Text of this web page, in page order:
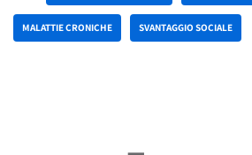
MALATTIE CRONICHE SVANTAGGIO SOCIALE